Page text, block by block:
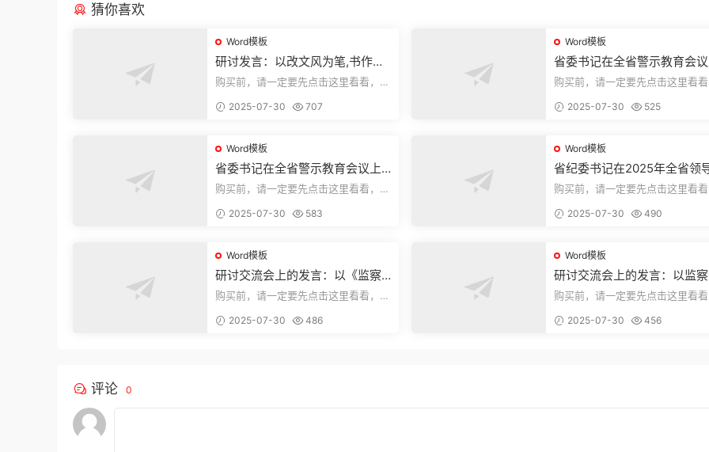
猜你喜欢
Word模板
研讨发言：以改文风为笔,书作风
建设“必修课”
购买前，请一定要先点击这里看看，欢
束，本文...
2025-07-30 707
Word模板
省委书记在全省警示教育会
的讲话.1
购买前，请一定要先点击这里看
束，本文...
2025-07-30 525
Word模板
省委书记在全省警示教育会议上
的讲话
购买前，请一定要先点击这里看看，欢
束，本文...
2025-07-30 583
Word模板
省纪委书记在2025年全省领
部警示教育会上的讲话.1
购买前，请一定要先点击这里看
束，本文...
2025-07-30 490
Word模板
研讨交流会上的发言：以《监察
法实施条例》为纲,推动巡察工作
购买前，请一定要先点击这里看看，欢
束，本文...
2025-07-30 486
Word模板
研讨交流会上的发言：以监
实施条例为纲推动巡察工作
购买前，请一定要先点击这里看
束，本文...
2025-07-30 456
评论 0